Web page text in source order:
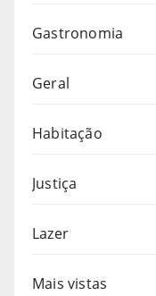
Gastronomia
Geral
Habitação
Justiça
Lazer
Mais vistas